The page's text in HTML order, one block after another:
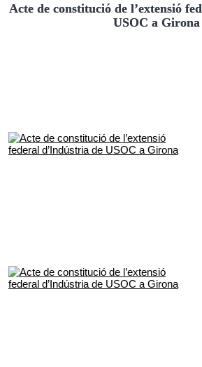
Acte de constitució de l’extensió
USOC a Girona